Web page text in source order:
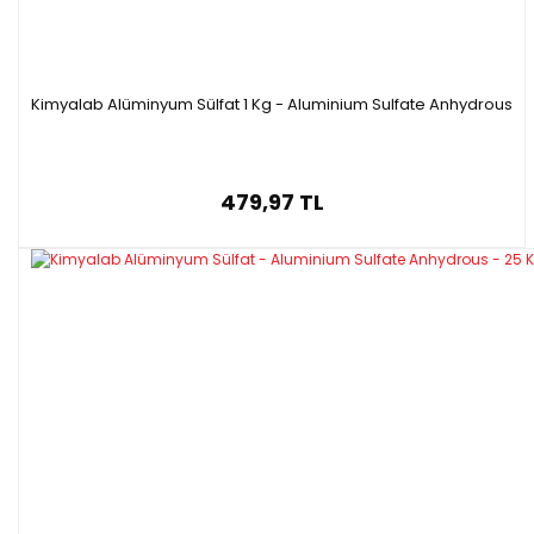
Kimyalab Alüminyum Sülfat 1 Kg - Aluminium Sulfate Anhydrous
479,97 TL